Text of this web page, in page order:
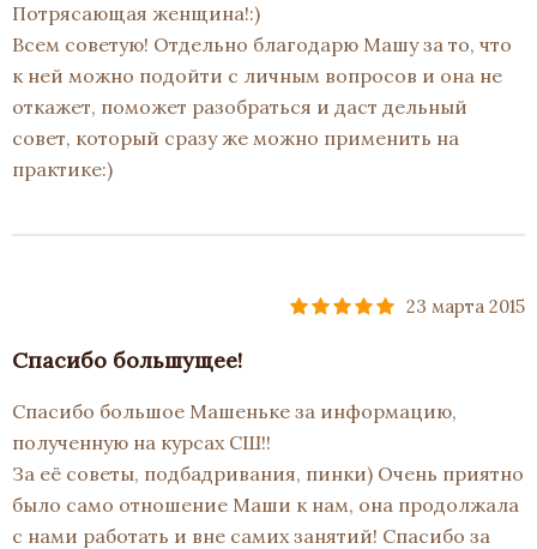
Потрясающая женщина!:)
Всем советую! Отдельно благодарю Машу за то, что
к ней можно подойти с личным вопросов и она не
откажет, поможет разобраться и даст дельный
совет, который сразу же можно применить на
практике:)
23 марта 2015
Спасибо большущее!
Спасибо большое Машеньке за информацию,
полученную на курсах СШ!!
За её советы, подбадривания, пинки) Очень приятно
было само отношение Маши к нам, она продолжала
с нами работать и вне самих занятий! Спасибо за